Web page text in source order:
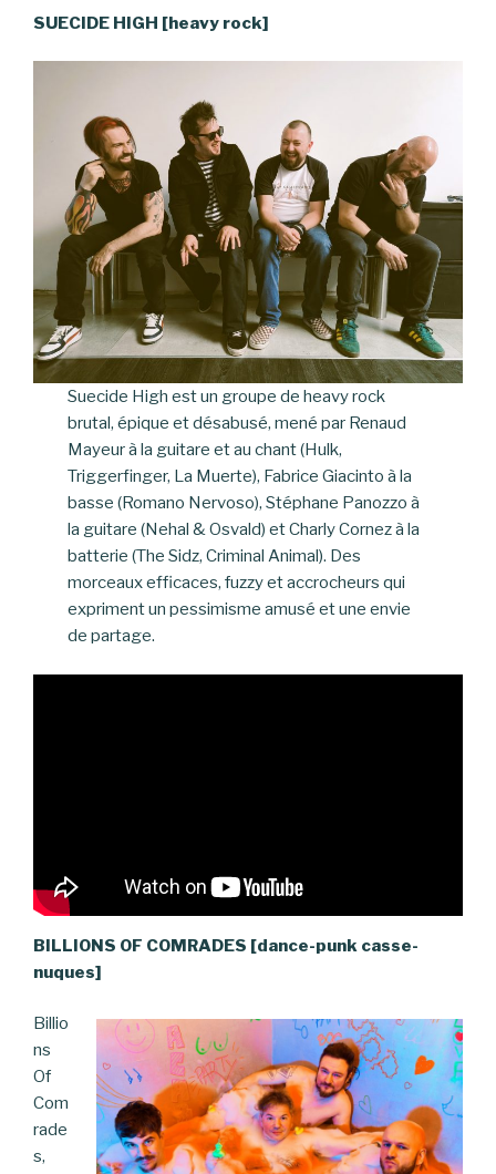
SUECIDE HIGH [heavy rock]
Suecide High est un groupe de heavy rock
brutal, épique et désabusé, mené par Renaud
Mayeur à la guitare et au chant (Hulk,
Triggerfinger, La Muerte), Fabrice Giacinto à la
basse (Romano Nervoso), Stéphane Panozzo à
la guitare (Nehal & Osvald) et Charly Cornez à la
batterie (The Sidz, Criminal Animal). Des
morceaux efficaces, fuzzy et accrocheurs qui
expriment un pessimisme amusé et une envie
de partage.
BILLIONS OF COMRADES [dance-punk casse-
nuques]
Billio
ns
Of
Com
rade
s,